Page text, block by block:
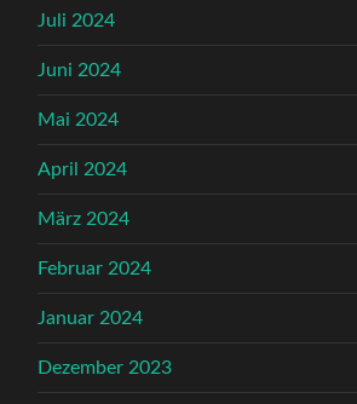
Juli 2024
Juni 2024
Mai 2024
April 2024
März 2024
Februar 2024
Januar 2024
Dezember 2023